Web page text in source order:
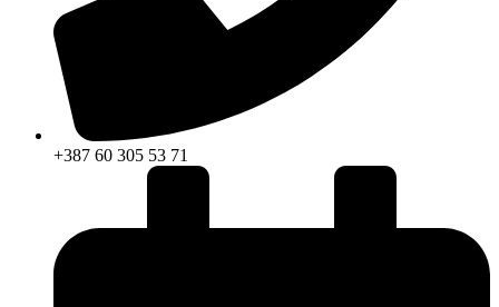
+387 60 305 53 71